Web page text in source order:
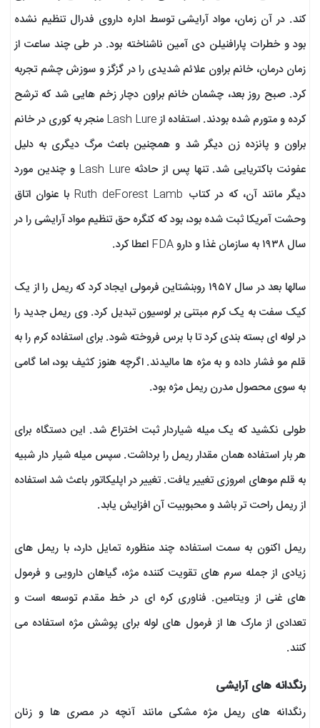
کند. در آن زمان، مواد آرایشی توسط اداره داروی فدرال تنظیم نشده
بود و خطرات پارافنیلن دی آمین ناشناخته بود. در طی چند ساعت از
زمان درمان، خانم براون علائم شدیدی را در گزگز و سوزش چشم تجربه
کرد. صبح روز بعد، چشمان خانم براون دچار زخم هایی شد که ترشح
کرده و متورم شده بودند. استفاده از Lash Lure منجر به کوری در خانم
براون و پانزده زن دیگر شد و همچنین باعث مرگ دیگری به دلیل
عفونت باکتریایی شد. تنها پس از حادثه Lash Lure و چندین مورد
دیگر مانند آن، که در کتاب Ruth deForest Lamb با عنوان اتاق
وحشت آمریکا ثبت شده بود، بود که کنگره حق تنظیم مواد آرایشی را در
سال ۱۹۳۸ به سازمان غذا و دارو FDA اعطا کرد.
سالها بعد در سال ۱۹۵۷ روبنشتاین فرمولی ایجاد کرد که ریمل را از یک
کیک سفت به یک کرم مبتنی بر لوسیون تبدیل کرد. وی ریمل جدید را
در لوله ای بسته بندی کرد تا با برس فروخته شود. برای استفاده کرم را به
قلم مو فشار داده و به مژه ها مالیدند. اگرچه هنوز کثیف بود، اما گامی
به سوی محصول مدرن ریمل مژه بود.
طولی نکشید که یک میله شیاردار ثبت اختراع شد. این دستگاه برای
هر بار استفاده همان مقدار ریمل را برداشت. سپس میله شیار دار شبیه
به قلم موهای امروزی تغییر یافت. تغییر در اپلیکاتور باعث شد استفاده
از ریمل راحت تر باشد و محبوبیت آن افزایش یابد.
ریمل اکنون به سمت استفاده چند منظوره تمایل دارد، با ریمل های
زیادی از جمله سرم های تقویت کننده مژه، گیاهان دارویی و فرمول
های غنی از ویتامین. فناوری کره ای در خط مقدم توسعه است و
تعدادی از مارک ها از فرمول های لوله برای پوشش مژه استفاده می
کنند.
رنگدانه های آرایشی
رنگدانه های ریمل مژه مشکی مانند آنچه در مصری ها و زنان